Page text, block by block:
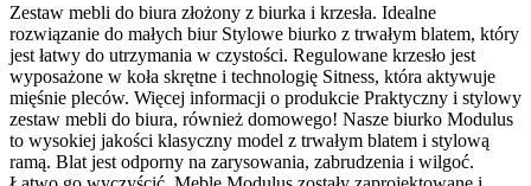
Zestaw mebli do biura złożony z biurka i krzesła. Idealne
rozwiązanie do małych biur Stylowe biurko z trwałym blatem, który
jest łatwy do utrzymania w czystości. Regulowane krzesło jest
wyposażone w koła skrętne i technologię Sitness, która aktywuje
mięśnie pleców. Więcej informacji o produkcie Praktyczny i stylowy
zestaw mebli do biura, również domowego! Nasze biurko Modulus
to wysokiej jakości klasyczny model z trwałym blatem i stylową
ramą. Blat jest odporny na zarysowania, zabrudzenia i wilgoć.